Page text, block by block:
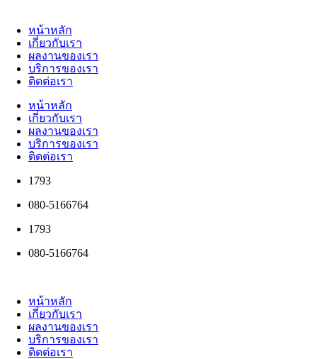
หน้าหลัก
เกี่ยวกับเรา
ผลงานของเรา
บริการของเรา
ติดต่อเรา
หน้าหลัก
เกี่ยวกับเรา
ผลงานของเรา
บริการของเรา
ติดต่อเรา
1793
080-5166764
1793
080-5166764
หน้าหลัก
เกี่ยวกับเรา
ผลงานของเรา
บริการของเรา
ติดต่อเรา